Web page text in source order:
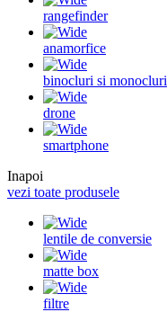
rangefinder
anamorfice
binocluri si monocluri
drone
smartphone
Inapoi
vezi toate produsele
lentile de conversie
matte box
filtre